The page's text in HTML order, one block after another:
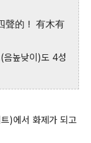
聲的！ 有木有
음높낮이)도 4성
)에서 화제가 되고